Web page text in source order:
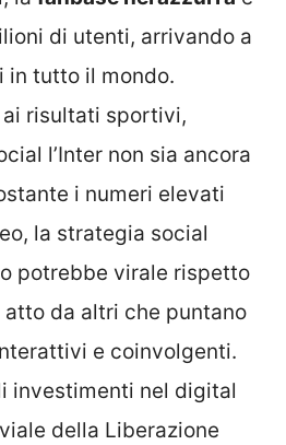
di utenti, arrivando a
in tutto il mondo.
risultati sportivi,
l’Inter non sia ancora
i numeri elevati
la strategia social
potrebbe virale rispetto
atto da altri che puntano
e coinvolgenti.
investimenti nel digital
della Liberazione